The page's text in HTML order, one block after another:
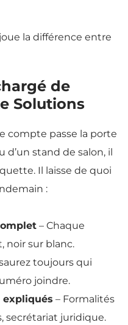
la différence entre
de
Solutions
compte passe la porte
d’un stand de salon, il
Il laisse de quoi
:
– Chaque
noir sur blanc.
toujours qui
joindre.
expliqués – Formalités
secrétariat juridique.